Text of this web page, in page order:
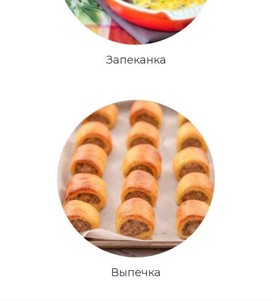
Запеканка
Выпечка